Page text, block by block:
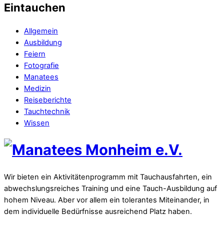
Eintauchen
Allgemein
Ausbildung
Feiern
Fotografie
Manatees
Medizin
Reiseberichte
Tauchtechnik
Wissen
Wir bieten ein Aktivitätenprogramm mit Tauchausfahrten, ein
abwechslungsreiches Training und eine Tauch-Ausbildung auf
hohem Niveau. Aber vor allem ein tolerantes Miteinander, in
dem individuelle Bedürfnisse ausreichend Platz haben.